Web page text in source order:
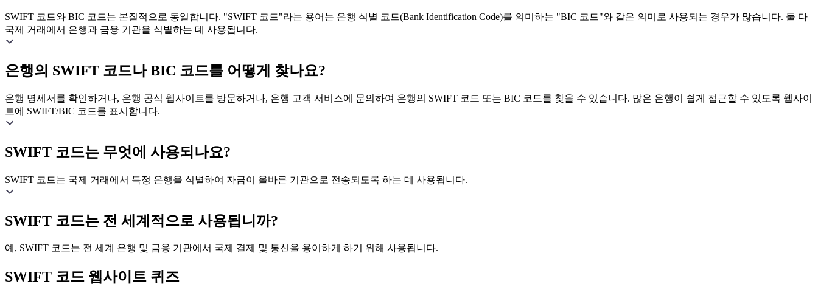
SWIFT 코드와 BIC 코드는 본질적으로 동일합니다. "SWIFT 코드"라는 용어는 은행 식별 코드(Bank Identification Code)를 의미하는 "BIC 코드"와 같은 의미로 사용되는 경우가 많습니다. 둘 다
국제 거래에서 은행과 금융 기관을 식별하는 데 사용됩니다.
은행의 SWIFT 코드나 BIC 코드를 어떻게 찾나요?
은행 명세서를 확인하거나, 은행 공식 웹사이트를 방문하거나, 은행 고객 서비스에 문의하여 은행의 SWIFT 코드 또는 BIC 코드를 찾을 수 있습니다. 많은 은행이 쉽게 접근할 수 있도록 웹사이
트에 SWIFT/BIC 코드를 표시합니다.
SWIFT 코드는 무엇에 사용되나요?
SWIFT 코드는 국제 거래에서 특정 은행을 식별하여 자금이 올바른 기관으로 전송되도록 하는 데 사용됩니다.
SWIFT 코드는 전 세계적으로 사용됩니까?
예, SWIFT 코드는 전 세계 은행 및 금융 기관에서 국제 결제 및 통신을 용이하게 하기 위해 사용됩니다.
SWIFT 코드 웹사이트 퀴즈